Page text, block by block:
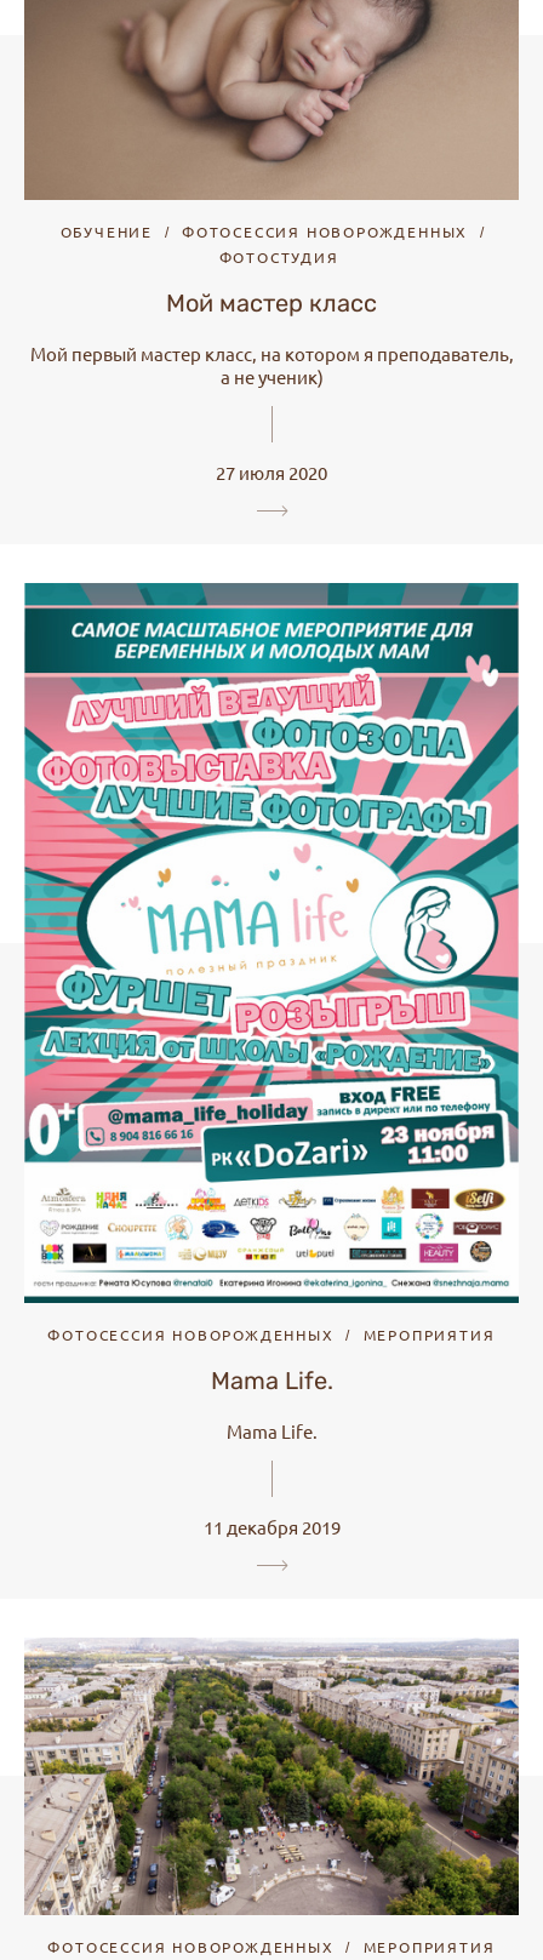
ОБУЧЕНИЕ
ФОТОСЕССИЯ НОВОРОЖДЕННЫХ
ФОТОСТУДИЯ
Мой мастер класс
Мой первый мастер класс, на котором я преподаватель,
а не ученик)
27 июля 2020
ФОТОСЕССИЯ НОВОРОЖДЕННЫХ МЕРОПРИЯТИЯ
Mama Life.
Mama Life.
11 декабря 2019
ФОТОСЕССИЯ НОВОРОЖДЕННЫХ МЕРОПРИЯТИЯ